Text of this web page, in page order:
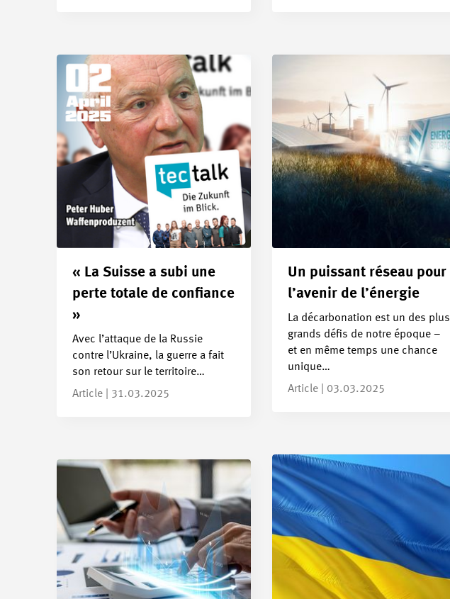
« La Suisse a subi une
perte totale de confiance
»
Avec l’attaque de la Russie
contre l’Ukraine, la guerre a fait
son retour sur le territoire…
Article | 31.03.2025
Un puissant réseau pour
l’avenir de l’énergie
La décarbonation est un des plus
grands défis de notre époque –
et en même temps une chance
unique…
Article | 03.03.2025